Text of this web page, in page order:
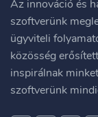
Az innováció és
szoftverünk
ügyviteli
közösség
inspirálnak
szoftverünk